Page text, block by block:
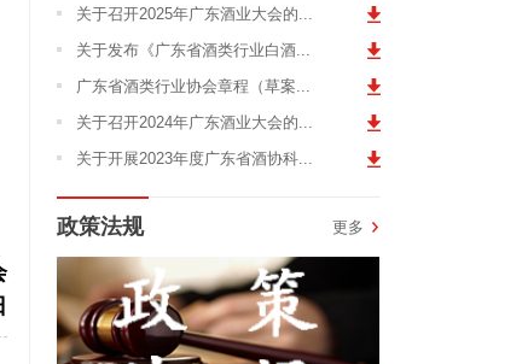
关于召开2025年广东酒业大会的...
关于发布《广东省酒类行业白酒...
广东省酒类行业协会章程（草案...
关于召开2024年广东酒业大会的...
关于开展2023年度广东省酒协科...
政策法规 更多